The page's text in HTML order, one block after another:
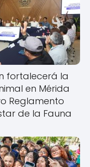
fortalecerá la
en Mérida
Reglamento
de la Fauna